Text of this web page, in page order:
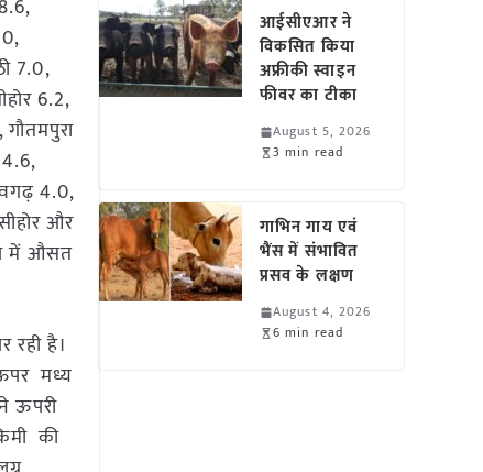
7.0,
6.2,
4.0,
और
में औसत
रही है।
मध्य
ऊपरी
की
आईसीएआर ने
विकसित किया
अफ्रीकी स्वाइन
फीवर का टीका
August 5, 2026
3 min read
गाभिन गाय एवं
भैंस में संभावित
प्रसव के लक्षण
August 4, 2026
6 min read